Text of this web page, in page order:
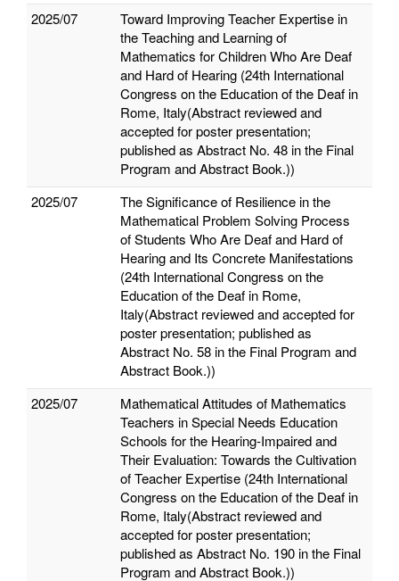
2025/07
Toward Improving Teacher Expertise in
the Teaching and Learning of
Mathematics for Children Who Are Deaf
and Hard of Hearing (24th International
Congress on the Education of the Deaf in
Rome, Italy(Abstract reviewed and
accepted for poster presentation;
published as Abstract No. 48 in the Final
Program and Abstract Book.))
2025/07
The Significance of Resilience in the
Mathematical Problem Solving Process
of Students Who Are Deaf and Hard of
Hearing and Its Concrete Manifestations
(24th International Congress on the
Education of the Deaf in Rome,
Italy(Abstract reviewed and accepted for
poster presentation; published as
Abstract No. 58 in the Final Program and
Abstract Book.))
2025/07
Mathematical Attitudes of Mathematics
Teachers in Special Needs Education
Schools for the Hearing-Impaired and
Their Evaluation: Towards the Cultivation
of Teacher Expertise (24th International
Congress on the Education of the Deaf in
Rome, Italy(Abstract reviewed and
accepted for poster presentation;
published as Abstract No. 190 in the Final
Program and Abstract Book.))